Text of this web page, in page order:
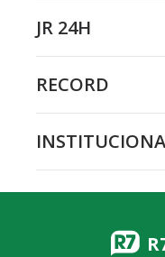
JR 24H
RECORD